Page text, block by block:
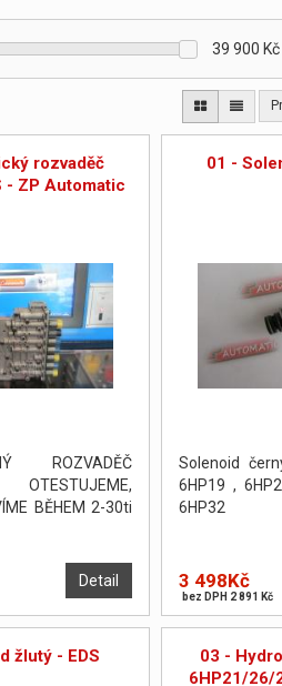
39 900 Kč
rozvaděč
- ZP Automatic
ROZVADĚČ
OTESTUJEME,
BĚHEM 2-30ti
Detail
01 -
Solenoid
6HP19 ,
6HP32
3 498Kč
bez DPH 2 891 Kč
žlutý - EDS
03 -
6HP21/26/